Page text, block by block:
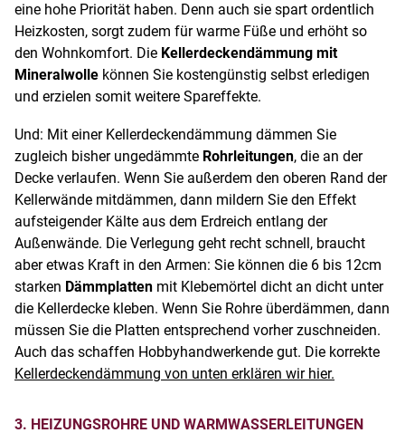
eine hohe Priorität haben. Denn auch sie spart ordentlich
Heizkosten, sorgt zudem für warme Füße und erhöht so
den Wohnkomfort. Die Kellerdeckendämmung mit
Mineralwolle können Sie kostengünstig selbst erledigen
und erzielen somit weitere Spareffekte.
Und: Mit einer Kellerdeckendämmung dämmen Sie
zugleich bisher ungedämmte Rohrleitungen, die an der
Decke verlaufen. Wenn Sie außerdem den oberen Rand der
Kellerwände mitdämmen, dann mildern Sie den Effekt
aufsteigender Kälte aus dem Erdreich entlang der
Außenwände. Die Verlegung geht recht schnell, braucht
aber etwas Kraft in den Armen: Sie können die 6 bis 12cm
starken Dämmplatten mit Klebemörtel dicht an dicht unter
die Kellerdecke kleben. Wenn Sie Rohre überdämmen, dann
müssen Sie die Platten entsprechend vorher zuschneiden.
Auch das schaffen Hobbyhandwerkende gut. Die korrekte
Kellerdeckendämmung von unten erklären wir hier.
3. HEIZUNGSROHRE UND WARMWASSERLEITUNGEN